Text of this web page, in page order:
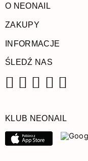
O NEONAIL
ZAKUPY
INFORMACJE
ŚLEDŹ NAS
KLUB NEONAIL